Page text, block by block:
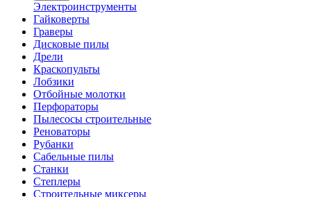
Электроинструменты
Гайковерты
Граверы
Дисковые пилы
Дрели
Краскопульты
Лобзики
Отбойные молотки
Перфораторы
Пылесосы строительные
Реноваторы
Рубанки
Сабельные пилы
Станки
Степлеры
Строительные миксеры